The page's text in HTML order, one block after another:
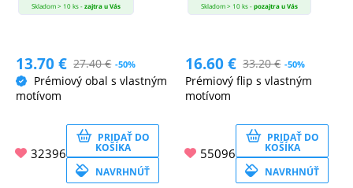
Skladom > 10 ks -zajtra u Vás
13.70€ 27.40€ -50%
Prémiový obal s vlastným
motívom
32396
PRIDAŤ DO
KOŠÍKA
NAVRHNÚŤ
Skladom > 10 ks -pozajtra u Vás
16.60€ 33.20€ -50%
Prémiový flip s vlastným
motívom
55096
PRIDAŤ DO
KOŠÍKA
NAVRHNÚŤ